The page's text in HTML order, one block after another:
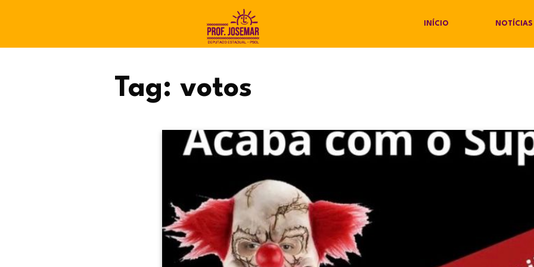
INÍCIO NOTÍCIAS
Tag: votos